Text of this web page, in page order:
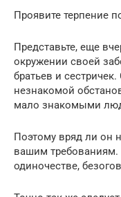
Проявите терпение
Представьте, еще
окружении своей
братьев и
незнакомой
мало знакомыми
Поэтому вряд ли он
вашим требованиям.
одиночестве,